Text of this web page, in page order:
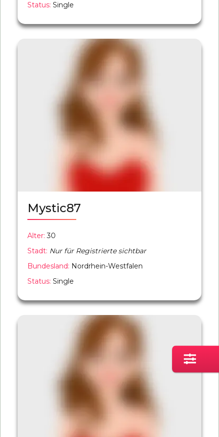
Status: Single
Mystic87
Alter: 30
Stadt: Nur für Registrierte sichtbar
Bundesland: Nordrhein-Westfalen
Status: Single